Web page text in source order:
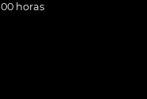
horas